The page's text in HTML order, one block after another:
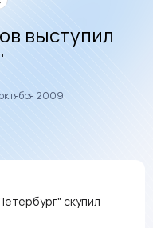
выступил
2009
скупил